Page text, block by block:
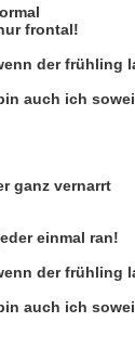
frontal!
der frühling
auch ich
ganz vernarrt
einmal ran!
der frühling
auch ich